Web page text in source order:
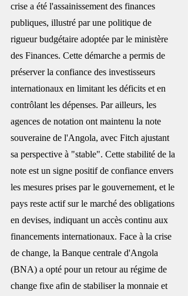
crise a été l'assainissement des finances
publiques, illustré par une politique de
rigueur budgétaire adoptée par le ministère
des Finances. Cette démarche a permis de
préserver la confiance des investisseurs
internationaux en limitant les déficits et en
contrôlant les dépenses. Par ailleurs, les
agences de notation ont maintenu la note
souveraine de l'Angola, avec Fitch ajustant
sa perspective à "stable". Cette stabilité de la
note est un signe positif de confiance envers
les mesures prises par le gouvernement, et le
pays reste actif sur le marché des obligations
en devises, indiquant un accès continu aux
financements internationaux. Face à la crise
de change, la Banque centrale d'Angola
(BNA) a opté pour un retour au régime de
change fixe afin de stabiliser la monnaie et